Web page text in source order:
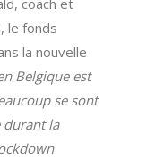
coach et
le fonds
la nouvelle
Belgique est
se sont
durant la